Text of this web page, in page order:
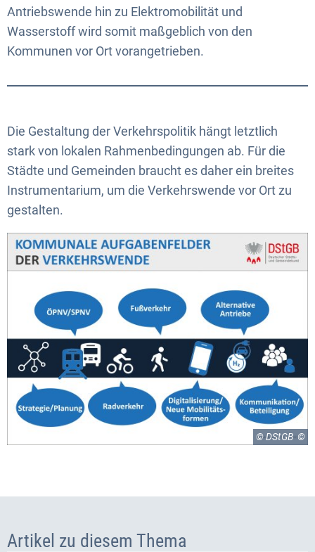
Antriebswende hin zu Elektromobilität und
Wasserstoff wird somit maßgeblich von den
Kommunen vor Ort vorangetrieben.
Die Gestaltung der Verkehrspolitik hängt letztlich
stark von lokalen Rahmenbedingungen ab. Für die
Städte und Gemeinden braucht es daher ein breites
Instrumentarium, um die Verkehrswende vor Ort zu
gestalten.
© DStGB
Artikel zu diesem Thema